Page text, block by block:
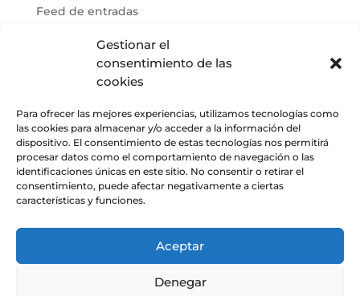
Gestionar el
consentimiento de las
cookies
Para ofrecer las mejores experiencias, utilizamos tecnologías como
las cookies para almacenar y/o acceder a la información del
dispositivo. El consentimiento de estas tecnologías nos permitirá
procesar datos como el comportamiento de navegación o las
identificaciones únicas en este sitio. No consentir o retirar el
consentimiento, puede afectar negativamente a ciertas
características y funciones.
Aceptar
Denegar
Feed de entradas
WordPress.org
Soluciones
Blog y Noticias
Compañía
Contacto
Trabaja con nosotros
Política de Privacidad y de Datos
|
Política de Calidad y Seguridad de la